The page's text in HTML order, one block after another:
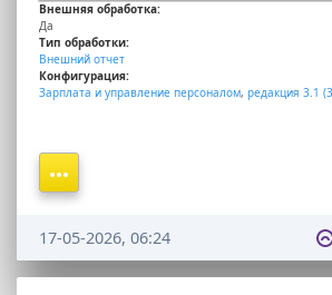
Внешняя обработка:
Да
Тип обработки:
Внешний отчет
Конфигурация:
Зарплата и управление персоналом, редакция 3.1
17-05-2026, 06:24